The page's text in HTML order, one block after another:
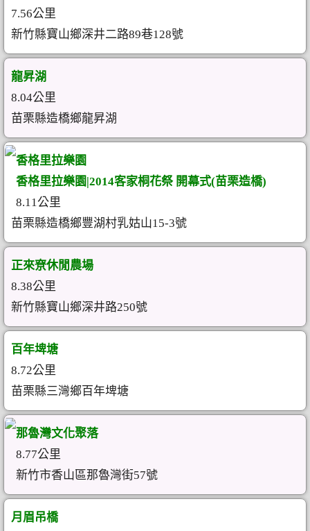
7.56公里
新竹縣寶山鄉深井二路89巷128號
龍昇湖
8.04公里
苗栗縣造橋鄉龍昇湖
香格里拉樂園
香格里拉樂園|2014客家桐花祭 開幕式(苗栗造橋)
8.11公里
苗栗縣造橋鄉豐湖村乳姑山15-3號
正來尞休閒農場
8.38公里
新竹縣寶山鄉深井路250號
百年埤塘
8.72公里
苗栗縣三灣鄉百年埤塘
那魯灣文化聚落
8.77公里
新竹市香山區那魯灣街57號
月眉吊橋